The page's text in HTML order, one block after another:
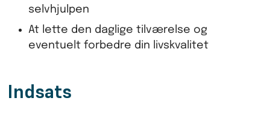
selvhjulpen
At lette den daglige tilværelse og
eventuelt forbedre din livskvalitet
Indsats